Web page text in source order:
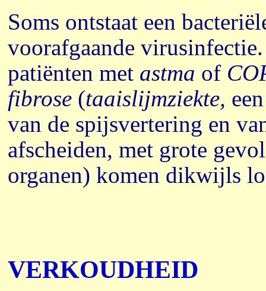
Soms ontstaat een
voorafgaande
patiënten met astma of
fibrose (taaislijmziekte,
van de spijsvertering en
afscheiden, met grote
organen) komen dikwijls
VERKOUDHEID